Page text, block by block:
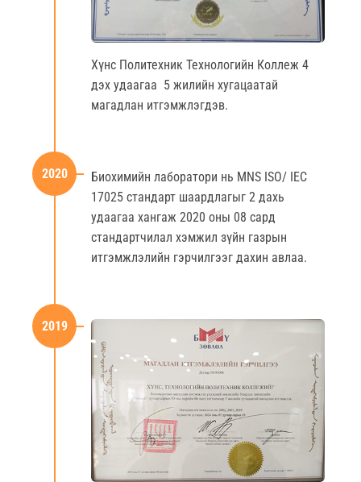
Хүнс Политехник Технологийн Коллеж 4
дэх удаагаа 5 жилийн хугацаатай
магадлан итгэмжлэгдэв.
2020
Биохимийн лаборатори нь MNS ISO/ IEC
17025 стандарт шаардлагыг 2 дахь
удаагаа хангаж 2020 оны 08 сард
стандартчилал хэмжил зүйн газрын
итгэмжлэлийн гэрчилгээг дахин авлаа.
2019